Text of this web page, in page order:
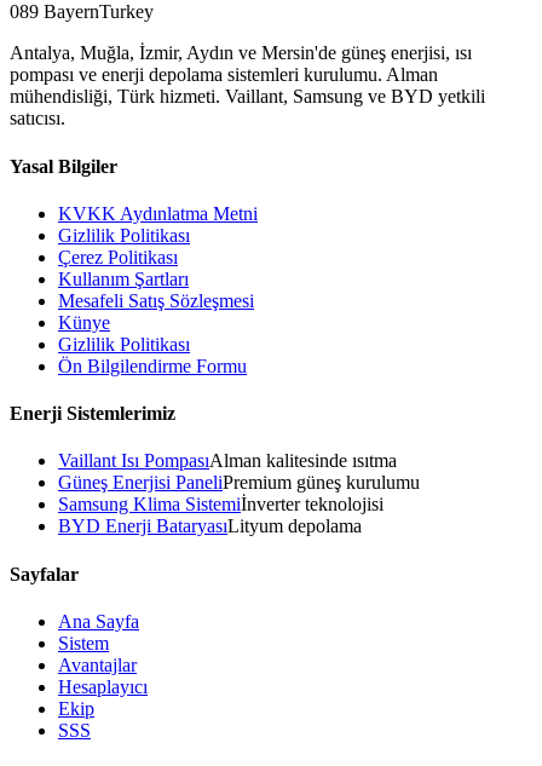
089 BayernTurkey
Antalya, Muğla, İzmir, Aydın ve Mersin'de güneş enerjisi, ısı
pompası ve enerji depolama sistemleri kurulumu. Alman
mühendisliği, Türk hizmeti. Vaillant, Samsung ve BYD yetkili
satıcısı.
Yasal Bilgiler
KVKK Aydınlatma Metni
Gizlilik Politikası
Çerez Politikası
Kullanım Şartları
Mesafeli Satış Sözleşmesi
Künye
Gizlilik Politikası
Ön Bilgilendirme Formu
Enerji Sistemlerimiz
Vaillant Isı PompasıAlman kalitesinde ısıtma
Güneş Enerjisi PaneliPremium güneş kurulumu
Samsung Klima Sistemiİnverter teknolojisi
BYD Enerji BataryasıLityum depolama
Sayfalar
Ana Sayfa
Sistem
Avantajlar
Hesaplayıcı
Ekip
SSS